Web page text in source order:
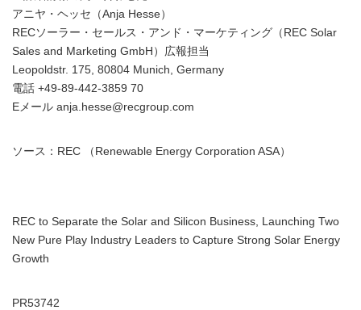
アニヤ・ヘッセ（Anja Hesse）
RECソーラー・セールス・アンド・マーケティング（REC Solar
Sales and Marketing GmbH）広報担当
Leopoldstr. 175, 80804 Munich, Germany
電話 +49-89-442-3859 70
Eメール anja.hesse@recgroup.com
ソース：REC （Renewable Energy Corporation ASA）
REC to Separate the Solar and Silicon Business, Launching Two
New Pure Play Industry Leaders to Capture Strong Solar Energy
Growth
PR53742